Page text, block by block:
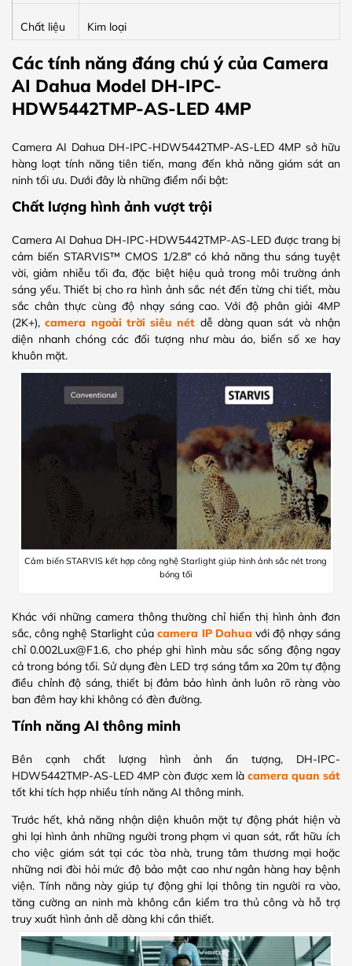
Chất liệu Kim loại
Các tính năng đáng chú ý của Camera
AI Dahua Model DH-IPC-
HDW5442TMP-AS-LED 4MP
Camera AI Dahua DH-IPC-HDW5442TMP-AS-LED 4MP sở hữu
hàng loạt tính năng tiên tiến, mang đến khả năng giám sát an
ninh tối ưu. Dưới đây là những điểm nổi bật:
Chất lượng hình ảnh vượt trội
Camera AI Dahua DH-IPC-HDW5442TMP-AS-LED được trang bị
cảm biến STARVIS™ CMOS 1/2.8″ có khả năng thu sáng tuyệt
vời, giảm nhiễu tối đa, đặc biệt hiệu quả trong môi trường ánh
sáng yếu. Thiết bị cho ra hình ảnh sắc nét đến từng chi tiết, màu
sắc chân thực cùng độ nhạy sáng cao. Với độ phân giải 4MP
(2K+),camera ngoài trời siêu nét dễ dàng quan sát và nhận
diện nhanh chóng các đối tượng như màu áo, biển số xe hay
khuôn mặt.
Cảm biến STARVIS kết hợp công nghệ Starlight giúp hình ảnh sắc nét trong
bóng tối
Khác với những camera thông thường chỉ hiển thị hình ảnh đơn
sắc, công nghệ Starlight củacamera IP Dahua với độ nhạy sáng
chỉ 0.002Lux@F1.6, cho phép ghi hình màu sắc sống động ngay
cả trong bóng tối. Sử dụng đèn LED trợ sáng tầm xa 20m tự động
điều chỉnh độ sáng, thiết bị đảm bảo hình ảnh luôn rõ ràng vào
ban đêm hay khi không có đèn đường.
Tính năng AI thông minh
Bên cạnh chất lượng hình ảnh ấn tượng, DH-IPC-
HDW5442TMP-AS-LED 4MP còn được xem là camera quan sát
tốt khi tích hợp nhiều tính năng AI thông minh.
Trước hết, khả năng nhận diện khuôn mặt tự động phát hiện và
ghi lại hình ảnh những người trong phạm vi quan sát, rất hữu ích
cho việc giám sát tại các tòa nhà, trung tâm thương mại hoặc
những nơi đòi hỏi mức độ bảo mật cao như ngân hàng hay bệnh
viện. Tính năng này giúp tự động ghi lại thông tin người ra vào,
tăng cường an ninh mà không cần kiểm tra thủ công và hỗ trợ
truy xuất hình ảnh dễ dàng khi cần thiết.